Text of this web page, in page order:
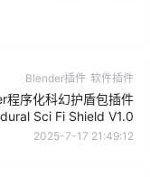
Blender插件 软件插件
程序化科幻护盾包插件
Sci Fi Shield V1.0
2025-7-17 21:49:12